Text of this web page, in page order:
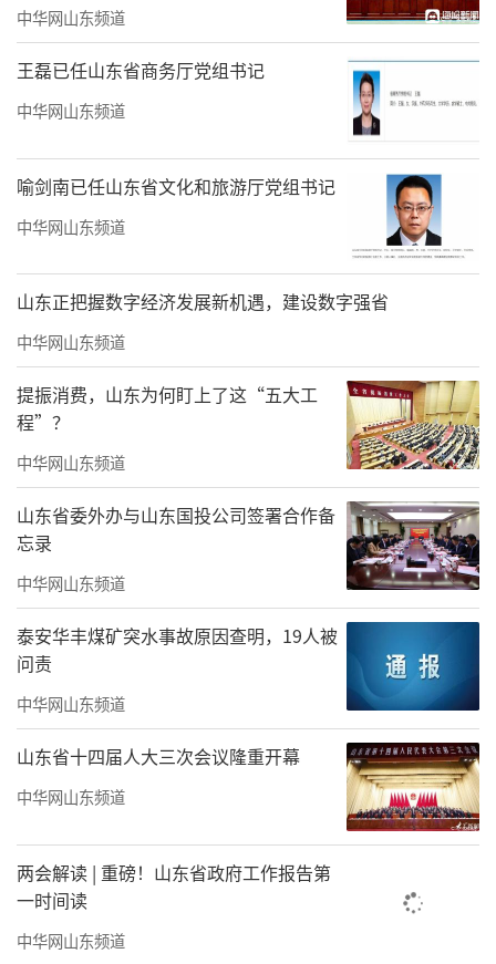
中华网山东频道
王磊已任山东省商务厅党组书记
中华网山东频道
喻剑南已任山东省文化和旅游厅党组书记
中华网山东频道
山东正把握数字经济发展新机遇，建设数字强省
中华网山东频道
提振消费，山东为何盯上了这“五大工
程”？
中华网山东频道
山东省委外办与山东国投公司签署合作备
忘录
中华网山东频道
泰安华丰煤矿突水事故原因查明，19人被
问责
中华网山东频道
山东省十四届人大三次会议隆重开幕
中华网山东频道
两会解读 | 重磅！山东省政府工作报告第
一时间读
中华网山东频道